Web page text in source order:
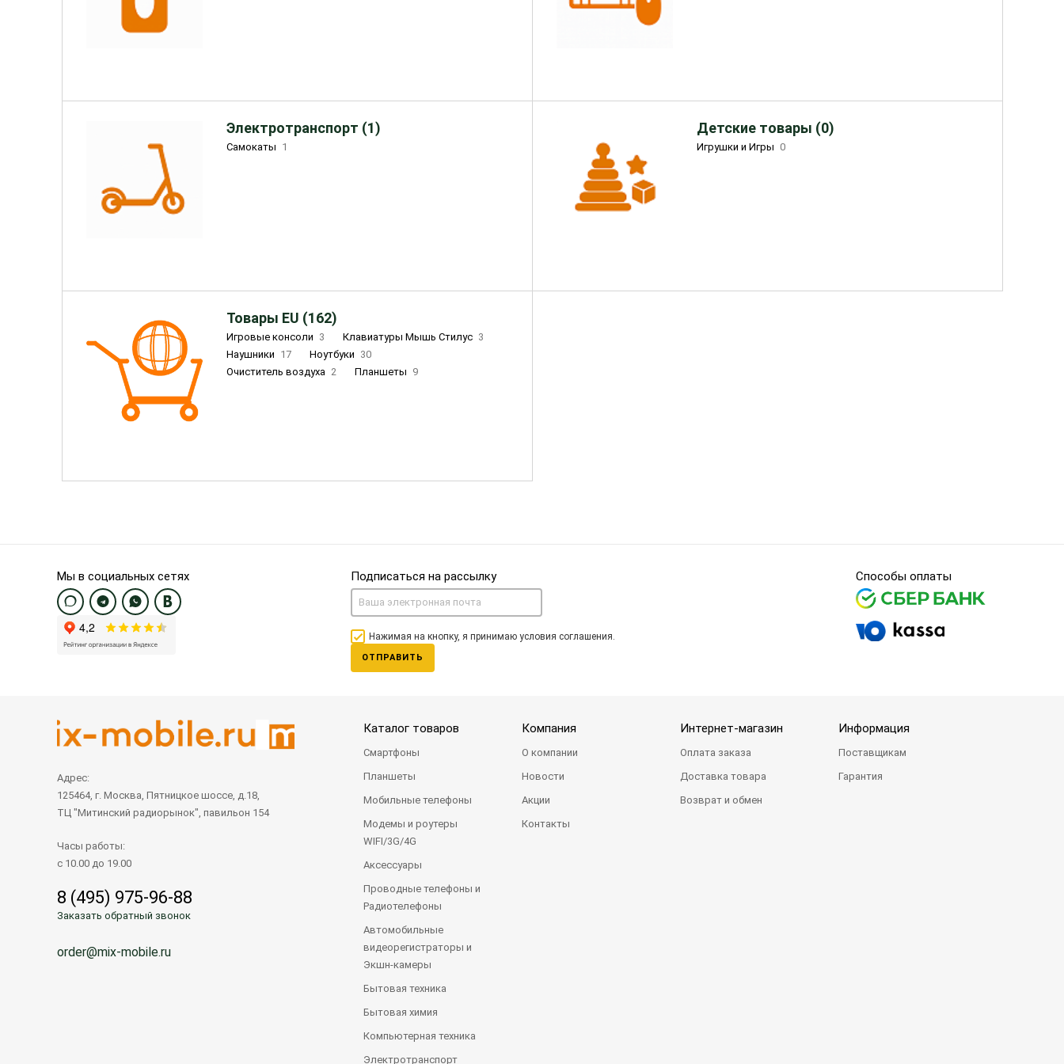
Электротранспорт (1)
Самокаты 1
Детские товары (0)
Игрушки и Игры 0
Товары EU (162)
Игровые консоли 3 Клавиатуры Мышь Стилус 3
Наушники 17 Ноутбуки 30
Очиститель воздуха 2 Планшеты 9
Мы в социальных сетях Подписаться на рассылку
Нажимая на кнопку, я принимаю условия соглашения.
ОТПРАВИТЬ
Способы оплаты
Адрес:
125464, г. Москва, Пятницкое шоссе, д.18,
ТЦ "Митинский радиорынок", павильон 154
Часы работы:
с 10.00 до 19.00
8 (495) 975-96-88
Заказать обратный звонок
order@mix-mobile.ru
Каталог товаров
Смартфоны
Планшеты
Мобильные телефоны
Модемы и роутеры
WIFI/3G/4G
Аксессуары
Проводные телефоны и
Радиотелефоны
Автомобильные
видеорегистраторы и
Экшн-камеры
Бытовая техника
Бытовая химия
Компьютерная техника
Электротранспорт
Компания
О компании
Новости
Акции
Контакты
Интернет-магазин
Оплата заказа
Доставка товара
Возврат и обмен
Информация
Поставщикам
Гарантия